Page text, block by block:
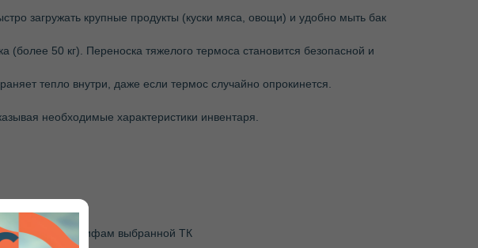
загружать крупные продукты (куски мяса, овощи) и удобно мыть бак
50 кг). Переноска тяжелого термоса становится безопасной и
тепло внутри, даже если термос случайно опрокинется.
необходимые характеристики инвентаря.
рублей по тарифам выбранной ТК